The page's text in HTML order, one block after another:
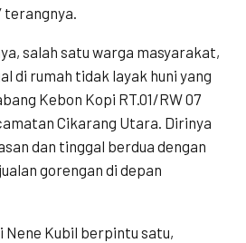
terangnya.
salah satu warga masyarakat,
di rumah tidak layak huni yang
Kebon Kopi RT.01/RW 07
Cikarang Utara. Dirinya
dan tinggal berdua dengan
gorengan di depan
Nene Kubil berpintu satu,